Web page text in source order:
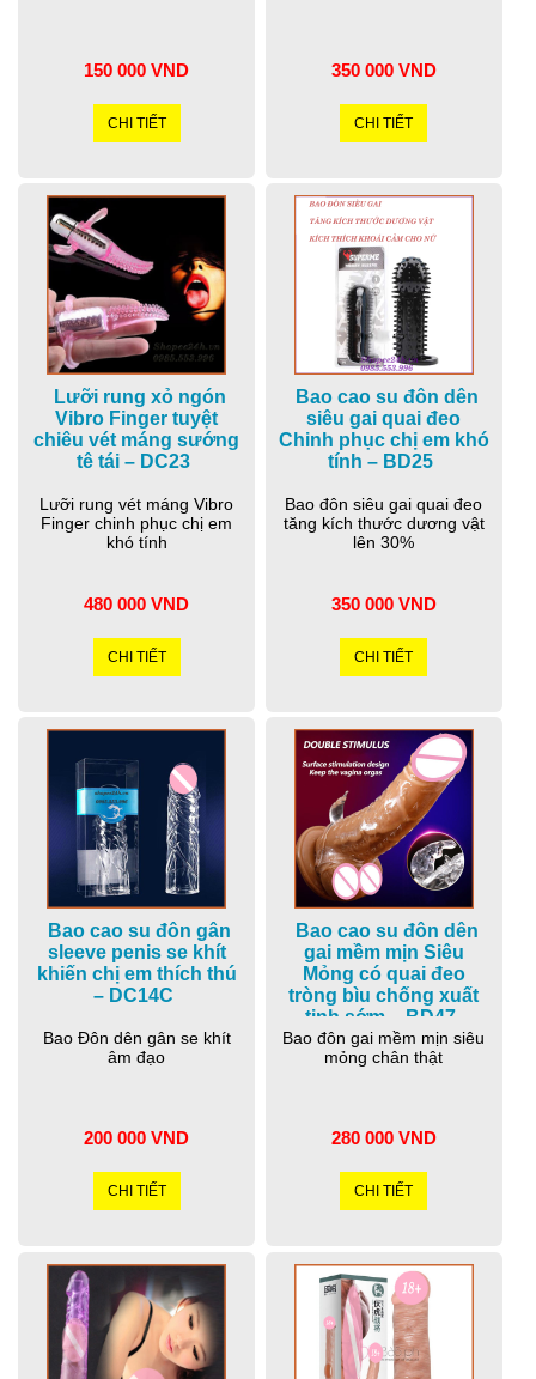
150 000 VND
CHI TIẾT
350 000 VND
CHI TIẾT
Lưỡi rung xỏ ngón
Vibro Finger tuyệt
chiêu vét máng sướng
tê tái – DC23
Lưỡi rung vét máng Vibro
Finger chinh phục chị em
khó tính
480 000 VND
CHI TIẾT
Bao cao su đôn dên
siêu gai quai đeo
Chinh phục chị em khó
tính – BD25
Bao đôn siêu gai quai đeo
tăng kích thước dương vật
lên 30%
350 000 VND
CHI TIẾT
Bao cao su đôn gân
sleeve penis se khít
khiến chị em thích thú
– DC14C
Bao Đôn dên gân se khít
âm đạo
200 000 VND
CHI TIẾT
Bao cao su đôn dên
gai mềm mịn Siêu
Mỏng có quai đeo
tròng bìu chống xuất
tinh sớm – BD47
Bao đôn gai mềm mịn siêu
mỏng chân thật
280 000 VND
CHI TIẾT